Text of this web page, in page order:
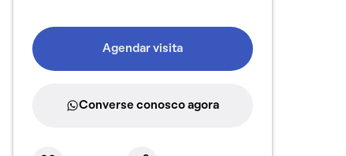
Agendar visita
Converse conosco agora